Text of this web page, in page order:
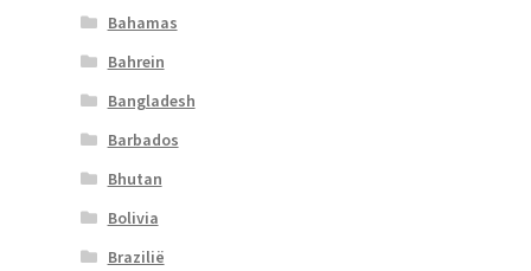
Bahamas
Bahrein
Bangladesh
Barbados
Bhutan
Bolivia
Brazilië